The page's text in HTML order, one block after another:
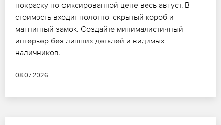
покраску по фиксированной цене весь август. В
стоимость входит полотно, скрытый короб и
магнитный замок. Создайте минималистичный
интерьер без лишних деталей и видимых
наличников.
08.07.2026